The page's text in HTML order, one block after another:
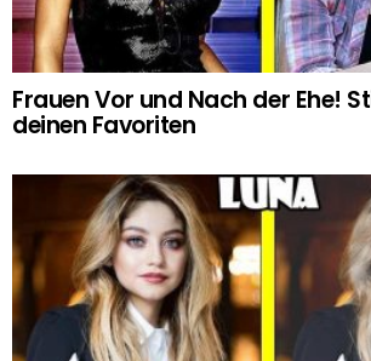
Frauen Vor und Nach der Ehe!
deinen Favoriten